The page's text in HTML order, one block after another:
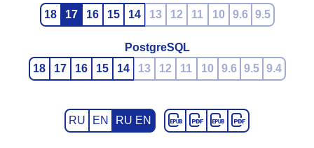
18
17 16 15 14 13 12 11 10 9.6 9.5
PostgreSQL
18
17 16 15 14 13 12 11 10 9.6 9.5 9.4
RU EN RU EN